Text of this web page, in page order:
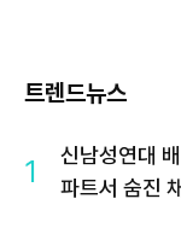
트렌드뉴스
1
신남성연대
파트서 숨진